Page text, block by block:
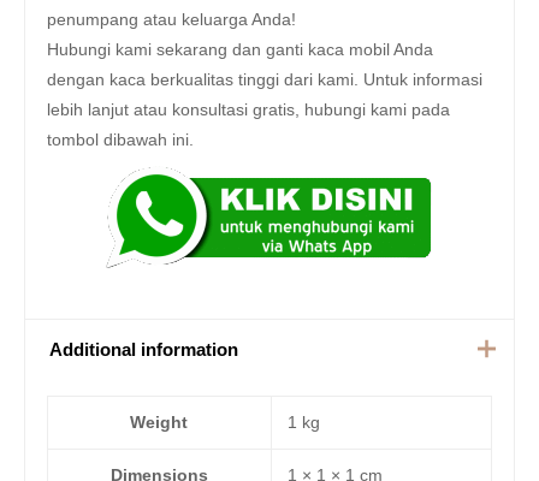
penumpang atau keluarga Anda!
Hubungi kami sekarang dan ganti kaca mobil Anda
dengan kaca berkualitas tinggi dari kami. Untuk informasi
lebih lanjut atau konsultasi gratis, hubungi kami pada
tombol dibawah ini.
Additional information
Weight 1 kg
Dimensions 1 × 1 × 1 cm